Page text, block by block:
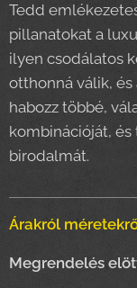
Tedd
pillanatokat a
ilyen csodálatos
otthonná válik,
habozz többé,
kombinációját,
birodalmát.
Árakról
Megrendelés